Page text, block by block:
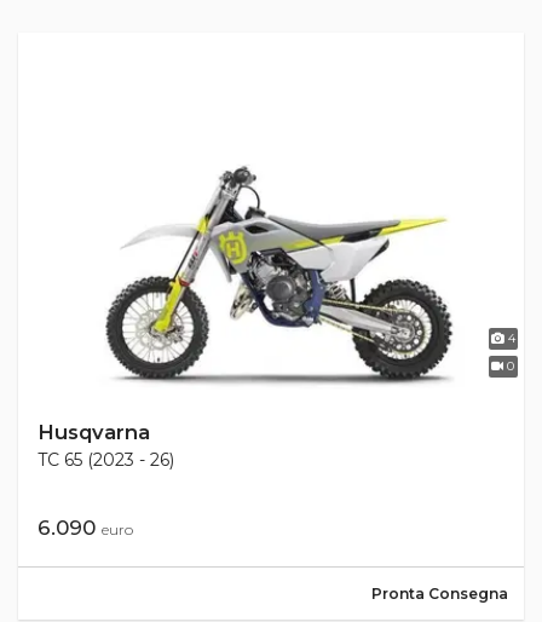
4
0
Husqvarna
TC 65 (2023 - 26)
6.090 euro
Pronta Consegna